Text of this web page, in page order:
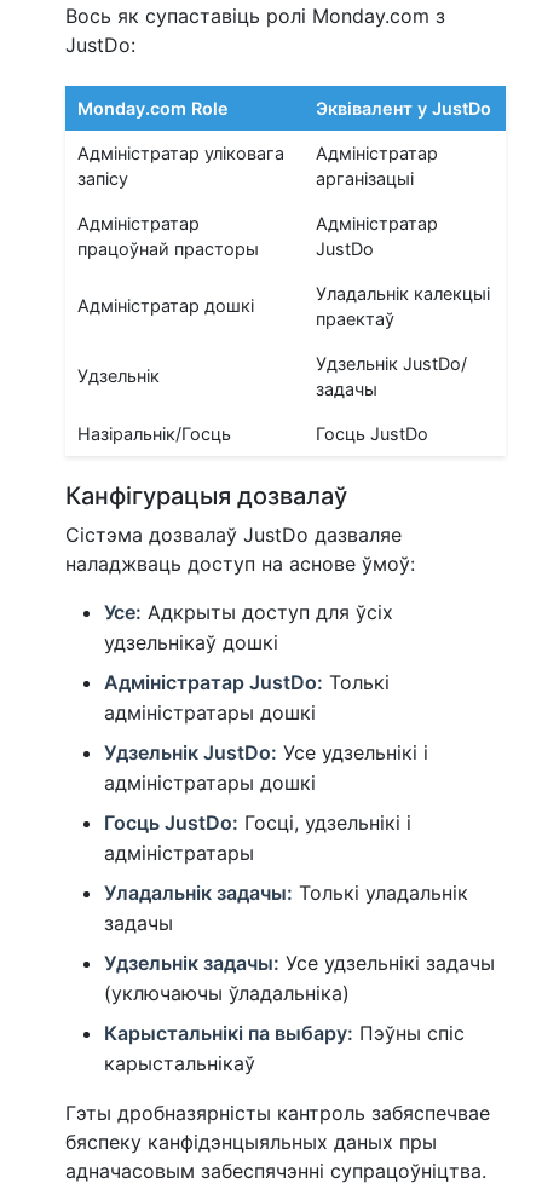
Вось як супаставіць ролі Monday.com з
JustDo:
Monday.com Role Эквівалент у JustDo
Адміністратар уліковага
запісу
Адміністратар
арганізацыі
Адміністратар
працоўнай прасторы
Адміністратар
JustDo
Адміністратар дошкі
Уладальнік калекцыі
праектаў
Удзельнік
Удзельнік JustDo/
задачы
Назіральнік/Госць Госць JustDo
Канфігурацыя дозвалаў
Сістэма дозвалаў JustDo дазваляе
наладжваць доступ на аснове ўмоў:
Усе: Адкрыты доступ для ўсіх
удзельнікаў дошкі
Адміністратар JustDo: Толькі
адміністратары дошкі
Удзельнік JustDo: Усе удзельнікі і
адміністратары дошкі
Госць JustDo: Госці, удзельнікі і
адміністратары
Уладальнік задачы: Толькі уладальнік
задачы
Удзельнік задачы: Усе удзельнікі задачы
(уключаючы ўладальніка)
Карыстальнікі па выбару: Пэўны спіс
карыстальнікаў
Гэты дробназярністы кантроль забяспечвае
бяспеку канфідэнцыяльных даных пры
адначасовым забеспячэнні супрацоўніцтва.